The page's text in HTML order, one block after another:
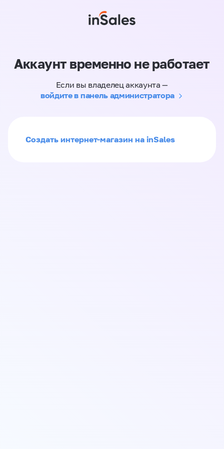
Аккаунт временно не работает
Если вы владелец аккаунта —
войдите в панель администратора
Создать интернет-магазин на inSales